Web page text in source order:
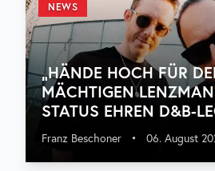
NEWS
„HÄNDE HOCH FÜR
MÄCHTIGEN
STATUS EHREN D&B-
Franz Beschoner • 06. August